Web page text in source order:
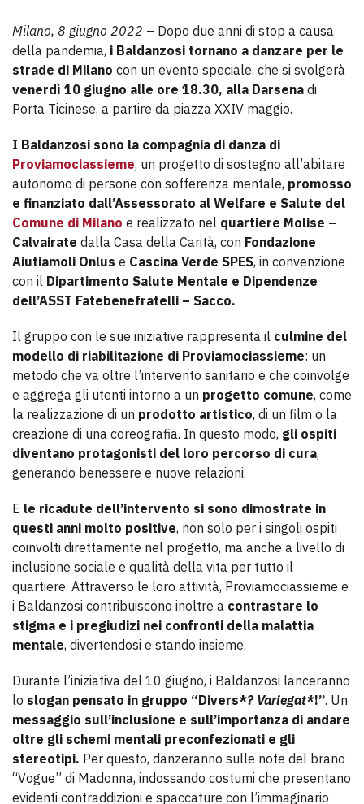
Milano, 8 giugno 2022 – Dopo due anni di stop a causa
della pandemia, i Baldanzosi tornano a danzare per le
strade di Milano con un evento speciale, che si svolgerà
venerdì 10 giugno alle ore 18.30, alla Darsena di
Porta Ticinese, a partire da piazza XXIV maggio.
I Baldanzosi sono la compagnia di danza di
Proviamociassieme, un progetto di sostegno all’abitare
autonomo di persone con sofferenza mentale, promosso
e finanziato dall’Assessorato al Welfare e Salute del
Comune di Milano e realizzato nel quartiere Molise –
Calvairate dalla Casa della Carità, con Fondazione
Aiutiamoli Onlus e Cascina Verde SPES, in convenzione
con il Dipartimento Salute Mentale e Dipendenze
dell’ASST Fatebenefratelli – Sacco.
Il gruppo con le sue iniziative rappresenta il culmine del
modello di riabilitazione di Proviamociassieme: un
metodo che va oltre l’intervento sanitario e che coinvolge
e aggrega gli utenti intorno a un progetto comune, come
la realizzazione di un prodotto artistico, di un film o la
creazione di una coreografia. In questo modo, gli ospiti
diventano protagonisti del loro percorso di cura,
generando benessere e nuove relazioni.
E le ricadute dell’intervento si sono dimostrate in
questi anni molto positive, non solo per i singoli ospiti
coinvolti direttamente nel progetto, ma anche a livello di
inclusione sociale e qualità della vita per tutto il
quartiere. Attraverso le loro attività, Proviamociassieme e
i Baldanzosi contribuiscono inoltre a contrastare lo
stigma e i pregiudizi nei confronti della malattia
mentale, divertendosi e stando insieme.
Durante l’iniziativa del 10 giugno, i Baldanzosi lanceranno
lo slogan pensato in gruppo “Divers*? Variegat*!”. Un
messaggio sull’inclusione e sull’importanza di andare
oltre gli schemi mentali preconfezionati e gli
stereotipi. Per questo, danzeranno sulle note del brano
“Vogue” di Madonna, indossando costumi che presentano
evidenti contraddizioni e spaccature con l’immaginario